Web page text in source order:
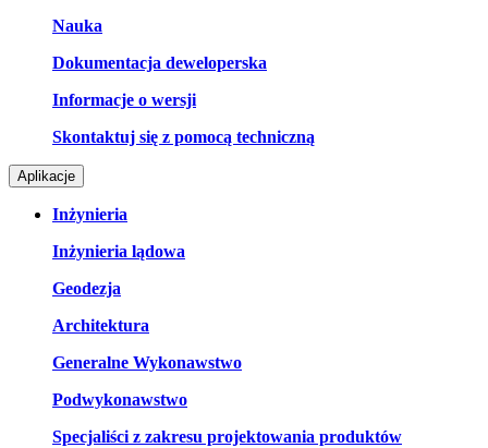
Nauka
Dokumentacja deweloperska
Informacje o wersji
Skontaktuj się z pomocą techniczną
Aplikacje
Inżynieria
Inżynieria lądowa
Geodezja
Architektura
Generalne Wykonawstwo
Podwykonawstwo
Specjaliści z zakresu projektowania produktów